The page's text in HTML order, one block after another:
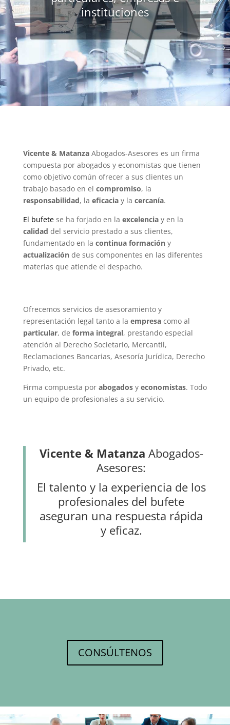
instituciones
Vicente & MatanzaAbogados-Asesores es un firma
compuesta por abogados y economistas que tienen
como objetivo común ofrecer a sus clientes un
trabajo basado en el compromiso, la
responsabilidad, la eficaciay la cercanía.
El bufetese ha forjado en la excelenciay en la
calidad del servicio prestado a sus clientes,
fundamentado en la continua formacióny
actualizaciónde sus componentes en las diferentes
materias que atiende el despacho.
Ofrecemos servicios de asesoramiento y
representación legal tanto a la empresa como al
particular, de forma integral, prestando especial
atención al Derecho Societario, Mercantil,
Reclamaciones Bancarias, Asesoría Jurídica, Derecho
Privado, etc.
Firma compuesta por abogadosy economistas. Todo
un equipo de profesionales a su servicio.
Vicente & Matanza Abogados-
Asesores:
El talento y la experiencia de los
profesionales del bufete
aseguran una respuesta rápida
y eficaz.
CONSÚLTENOS